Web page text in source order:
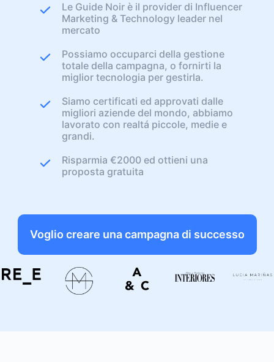
Le Guide Noir è il provider di Influencer
Marketing & Technology leader nel
mercato
Possiamo occuparci della gestione
totale della campagna, o fornirti la
miglior tecnologia per gestirla.
Siamo certificati ed approvati dalle
migliori aziende del mondo, abbiamo
lavorato con realtá piccole, medie e
grandi.
Risparmia €2000 ed ottieni una
proposta gratuita
Voglio creare una campagna di successo